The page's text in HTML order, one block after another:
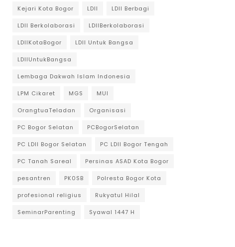
Kejari Kota Bogor LDII LDII Berbagi
LDII Berkolaborasi LDIIBerkolaborasi
LDIIKotaBogor LDII Untuk Bangsa
LDIIUntukBangsa
Lembaga Dakwah Islam Indonesia
LPM Cikaret MGS MUI
OrangtuaTeladan Organisasi
PC Bogor Selatan PCBogorSelatan
PC LDII Bogor Selatan PC LDII Bogor Tengah
PC Tanah Sareal Persinas ASAD Kota Bogor
pesantren PK0SB Polresta Bogor Kota
profesional religius Rukyatul Hilal
SeminarParenting Syawal 1447 H